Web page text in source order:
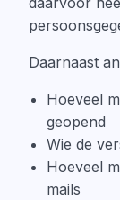
Daarnaast
Hoeveel
geopend
Wie de
Hoeveel
mails